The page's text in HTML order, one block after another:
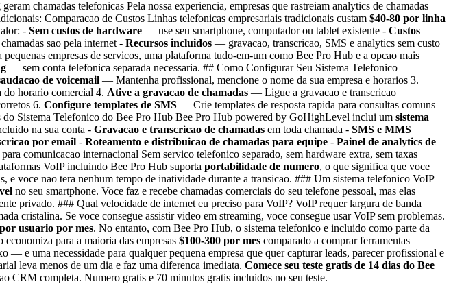
chamadas telefonicas Pela nossa experiencia, empresas que rastreiam analytics de chamadas
Comparacao de Custos Linhas telefonicas empresariais tradicionais custam $40-80 por linha
- Sem custos de hardware — use seu smartphone, computador ou tablet existente - Custos
sao pela internet - Recursos incluidos — gravacao, transcricao, SMS e analytics sem custo
empresas de servicos, uma plataforma tudo-em-um como Bee Pro Hub e a opcao mais
— sem conta telefonica separada necessaria. ## Como Configurar Seu Sistema Telefonico
de voicemail — Mantenha profissional, mencione o nome da sua empresa e horarios 3.
do horario comercial 4. Ative a gravacao de chamadas — Ligue a gravacao e transcricao
6. Configure templates de SMS — Crie templates de resposta rapida para consultas comuns
Sistema Telefonico do Bee Pro Hub Bee Pro Hub powered by GoHighLevel inclui um sistema
na sua conta - Gravacao e transcricao de chamadas em toda chamada - SMS e MMS
por email - Roteamento e distribuicao de chamadas para equipe - Painel de analytics de
para comunicacao internacional Sem servico telefonico separado, sem hardware extra, sem taxas
VoIP incluindo Bee Pro Hub suporta portabilidade de numero, o que significa que voce
e voce nao tera nenhum tempo de inatividade durante a transicao. ### Um sistema telefonico VoIP
no seu smartphone. Voce faz e recebe chamadas comerciais do seu telefone pessoal, mas elas
privado. ### Qual velocidade de internet eu preciso para VoIP? VoIP requer largura de banda
cristalina. Se voce consegue assistir video em streaming, voce consegue usar VoIP sem problemas.
usuario por mes. No entanto, com Bee Pro Hub, o sistema telefonico e incluido como parte da
para a maioria das empresas $100-300 por mes comparado a comprar ferramentas
e uma necessidade para qualquer pequena empresa que quer capturar leads, parecer profissional e
leva menos de um dia e faz uma diferenca imediata. Comece seu teste gratis de 14 dias do Bee
CRM completa. Numero gratis e 70 minutos gratis incluidos no seu teste.